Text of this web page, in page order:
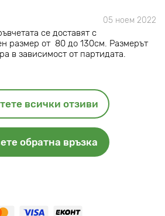
05 ноем 2022
се доставят с
размер от 80 до 130см. Размерът
в зависимост от партидата.
всички отзиви
обратна връзка